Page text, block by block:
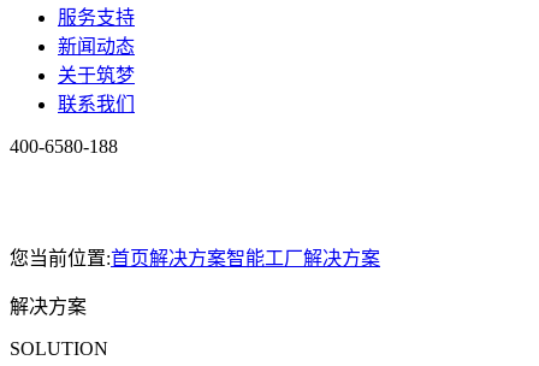
服务支持
新闻动态
关于筑梦
联系我们
400-6580-188
您当前位置:首页解决方案智能工厂解决方案
解决方案
SOLUTION